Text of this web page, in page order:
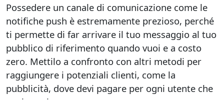
Possedere un canale di comunicazione come le
notifiche push è estremamente prezioso, perché
ti permette di far arrivare il tuo messaggio al tuo
pubblico di riferimento quando vuoi e a costo
zero. Mettilo a confronto con altri metodi per
raggiungere i potenziali clienti, come la
pubblicità, dove devi pagare per ogni utente che